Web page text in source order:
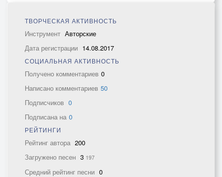
ТВОРЧЕСКАЯ АКТИВНОСТЬ
Инструмент Авторские
Дата регистрации 14.08.2017
СОЦИАЛЬНАЯ АКТИВНОСТЬ
Получено комментариев 0
Написано комментариев 50
Подписчиков 0
Подписана на 0
РЕЙТИНГИ
Рейтинг автора 200
Загружено песен 3 197
Средний рейтинг песни 0